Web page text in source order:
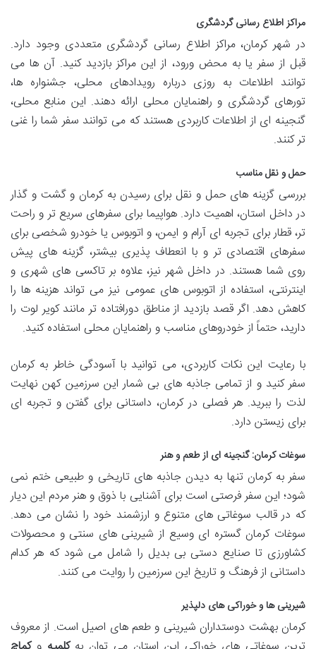
مراکز اطلاع رسانی گردشگری
در شهر کرمان، مراکز اطلاع رسانی گردشگری متعددی وجود دارد.
قبل از سفر یا به محض ورود، از این مراکز بازدید کنید. آن ها می
توانند اطلاعات به روزی درباره رویدادهای محلی، جشنواره ها،
تورهای گردشگری و راهنمایان محلی ارائه دهند. این منابع محلی،
گنجینه ای از اطلاعات کاربردی هستند که می توانند سفر شما را غنی
تر کنند.
حمل و نقل مناسب
بررسی گزینه های حمل و نقل برای رسیدن به کرمان و گشت و گذار
در داخل استان، اهمیت دارد. هواپیما برای سفرهای سریع تر و راحت
تر، قطار برای تجربه ای آرام و ایمن، و اتوبوس یا خودرو شخصی برای
سفرهای اقتصادی تر و با انعطاف پذیری بیشتر، گزینه های پیش
روی شما هستند. در داخل شهر نیز، علاوه بر تاکسی های شهری و
اینترنتی، استفاده از اتوبوس های عمومی نیز می تواند هزینه ها را
کاهش دهد. اگر قصد بازدید از مناطق دورافتاده تر مانند کویر لوت را
دارید، حتماً از خودروهای مناسب و راهنمایان محلی استفاده کنید.
با رعایت این نکات کاربردی، می توانید با آسودگی خاطر به کرمان
سفر کنید و از تمامی جاذبه های بی شمار این سرزمین کهن نهایت
لذت را ببرید. هر فصلی در کرمان، داستانی برای گفتن و تجربه ای
برای زیستن دارد.
سوغات کرمان: گنجینه ای از طعم و هنر
سفر به کرمان تنها به دیدن جاذبه های تاریخی و طبیعی ختم نمی
شود؛ این سفر فرصتی است برای آشنایی با ذوق و هنر مردم این دیار
که در قالب سوغاتی های متنوع و ارزشمند خود را نشان می دهد.
سوغات کرمان گستره ای وسیع از شیرینی های سنتی و محصولات
کشاورزی تا صنایع دستی بی بدیل را شامل می شود که هر کدام
داستانی از فرهنگ و تاریخ این سرزمین را روایت می کنند.
شیرینی ها و خوراکی های دلپذیر
کرمان بهشت دوستداران شیرینی و طعم های اصیل است. از معروف